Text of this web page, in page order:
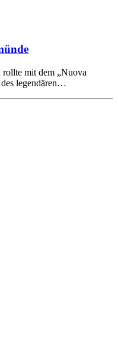
rollte mit dem „Nuova
legendären…